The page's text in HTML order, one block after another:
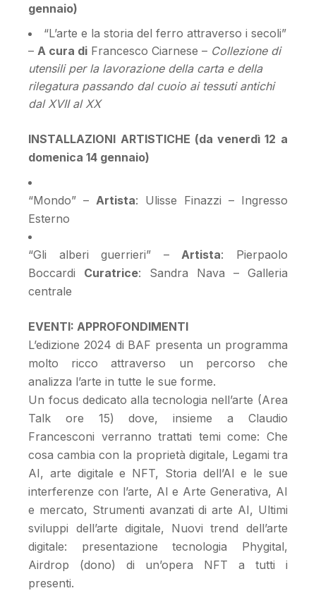
gennaio)
“L’arte e la storia del ferro attraverso i secoli”
– A cura di Francesco Ciarnese – Collezione di
utensili per la lavorazione della carta e della
rilegatura passando dal cuoio ai tessuti antichi
dal XVII al XX
INSTALLAZIONI ARTISTICHE (da venerdì 12 a
domenica 14 gennaio)
“Mondo” – Artista: Ulisse Finazzi – Ingresso
Esterno
“Gli alberi guerrieri” – Artista: Pierpaolo
Boccardi Curatrice: Sandra Nava – Galleria
centrale
EVENTI: APPROFONDIMENTI
L’edizione 2024 di BAF presenta un programma
molto ricco attraverso un percorso che
analizza l’arte in tutte le sue forme.
Un focus dedicato alla tecnologia nell’arte (Area
Talk ore 15) dove, insieme a Claudio
Francesconi verranno trattati temi come: Che
cosa cambia con la proprietà digitale, Legami tra
AI, arte digitale e NFT, Storia dell’AI e le sue
interferenze con l’arte, AI e Arte Generativa, AI
e mercato, Strumenti avanzati di arte AI, Ultimi
sviluppi dell’arte digitale, Nuovi trend dell’arte
digitale: presentazione tecnologia Phygital,
Airdrop (dono) di un’opera NFT a tutti i
presenti.